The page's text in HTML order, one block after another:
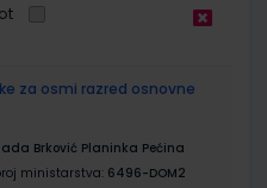
za osmi razred osnovne
Brković Planinka Pećina
ministarstva: 6496-DOM2